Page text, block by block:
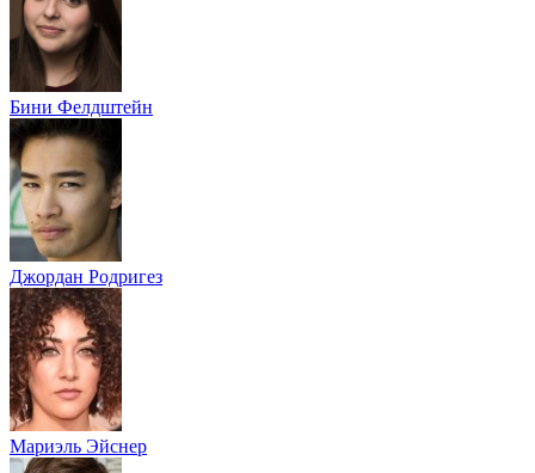
Бини Фелдштейн
Джордан Родригез
Мариэль Эйснер